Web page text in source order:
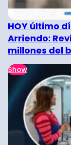
HOY último
Arriendo:
millones del
Show